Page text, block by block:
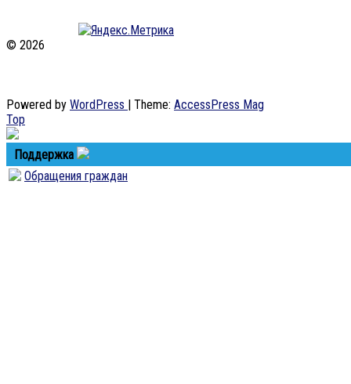
© 2026
Powered by WordPress | Theme: AccessPress Mag
Top
Поддержка
Обращения граждан